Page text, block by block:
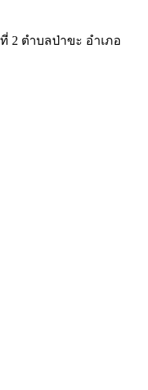
2 ตำบลป่าขะ อำเภอ